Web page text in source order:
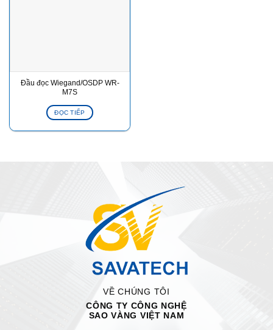
Đầu đọc Wiegand/OSDP WR-
M7S
ĐỌC TIẾP
VỀ CHÚNG TÔI
CÔNG TY CÔNG NGHỆ
SAO VÀNG VIỆT NAM